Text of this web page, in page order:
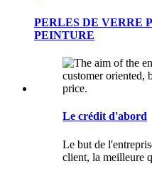
PERLES DE VERRE
PEINTURE
Le crédit d'abord
Le but de
client, la meilleure